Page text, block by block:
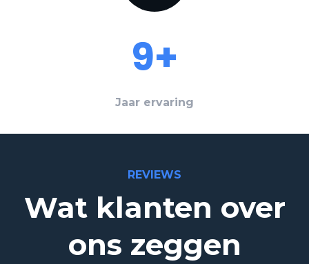
9+
Jaar ervaring
REVIEWS
Wat klanten over
ons zeggen